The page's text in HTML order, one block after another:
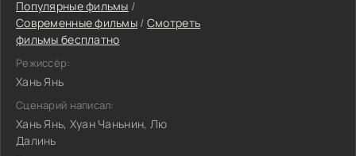
Популярные фильмы /
Современные фильмы / Смотреть
фильмы бесплатно
Режиссёр:
Хань Янь
Сценарий написал:
Хань Янь, Хуан Чаньнин, Лю
Далинь